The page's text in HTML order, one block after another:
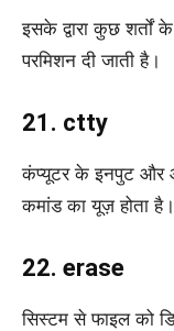
इसके द्वारा कुछ शर्तों
परमिशन दी जाती है।
21. ctty
कंप्यूटर के इनपुट और
कमांड का यूज़ होता है।
22. erase
सिस्टम से फाइल को